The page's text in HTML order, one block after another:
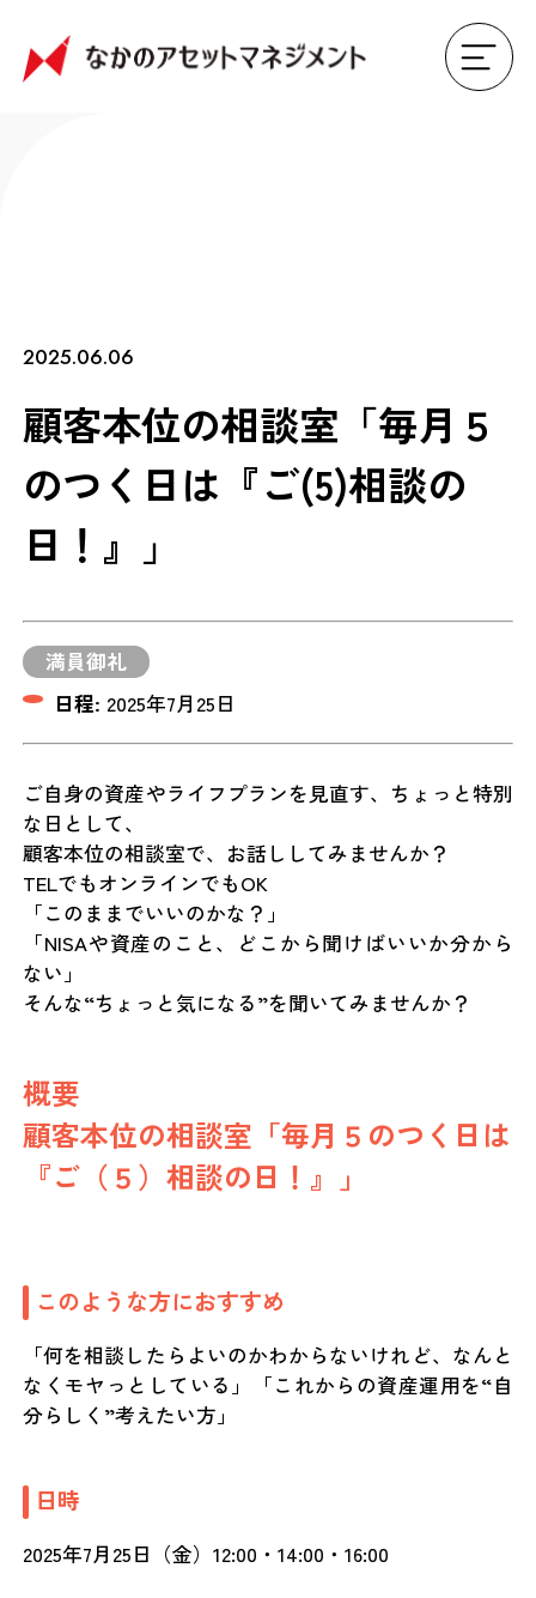
2025.06.06
顧客本位の相談室「毎月５
のつく日は『ご(5)相談の
日！』」
満員御礼
日程: 2025年7月25日
ご自身の資産やライフプランを見直す、ちょっと特別
な日として、
顧客本位の相談室で、お話ししてみませんか？
TELでもオンラインでもOK
「このままでいいのかな？」
「NISAや資産のこと、どこから聞けばいいか分から
ない」
そんな“ちょっと気になる”を聞いてみませんか？
概要
顧客本位の相談室「毎月５のつく日は
『ご（５）相談の日！』」
このような方におすすめ
「何を相談したらよいのかわからないけれど、なんと
なくモヤっとしている」「これからの資産運用を“自
分らしく”考えたい方」
日時
2025年7月25日（金）12:00・14:00・16:00